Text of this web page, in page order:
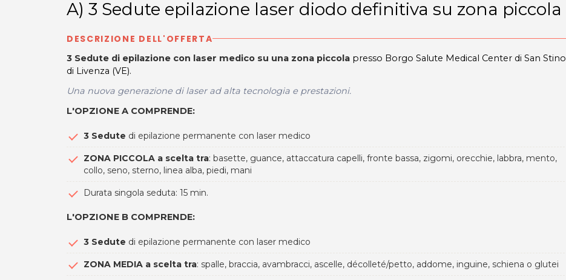
A) 3 Sedute epilazione laser diodo definitiva su zona piccola
DESCRIZIONE DELL'OFFERTA
3 Sedute di epilazione con laser medico su una zona piccola presso Borgo Salute Medical Center di San Stino
di Livenza (VE).
Una nuova generazione di laser ad alta tecnologia e prestazioni.
L'OPZIONE A COMPRENDE:
3 Sedute di epilazione permanente con laser medico
ZONA PICCOLA a scelta tra: basette, guance, attaccatura capelli, fronte bassa, zigomi, orecchie, labbra, mento,
collo, seno, sterno, linea alba, piedi, mani
Durata singola seduta: 15 min.
L'OPZIONE B COMPRENDE:
3 Sedute di epilazione permanente con laser medico
ZONA MEDIA a scelta tra: spalle, braccia, avambracci, ascelle, décolleté/petto, addome, inguine, schiena o glutei